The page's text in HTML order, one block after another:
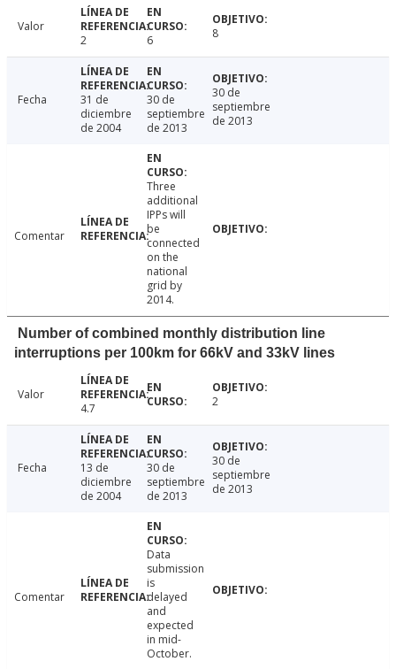
Valor
2
6 8
Fecha
31 de
diciembre
de 2004
30 de
septiembre
de 2013
30 de
septiembre
de 2013
Comentar
Three
additional
IPPs will
be
connected
on the
national
grid by
2014.
Number of combined monthly distribution line
interruptions per 100km for 66kV and 33kV lines
Valor
4.7
2
Fecha
13 de
diciembre
de 2004
30 de
septiembre
de 2013
30 de
septiembre
de 2013
Comentar
Data
submission
is
delayed
and
expected
in mid-
October.